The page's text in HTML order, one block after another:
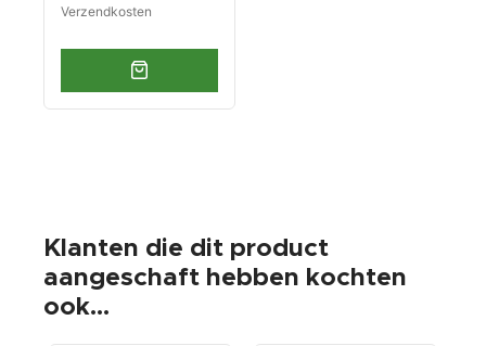
Verzendkosten
Klanten die dit product
aangeschaft hebben kochten
ook...